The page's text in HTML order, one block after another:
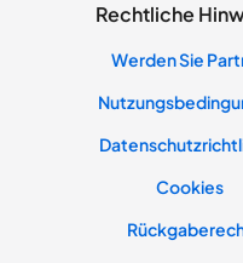
Rechtliche
Werden Sie
Cookies